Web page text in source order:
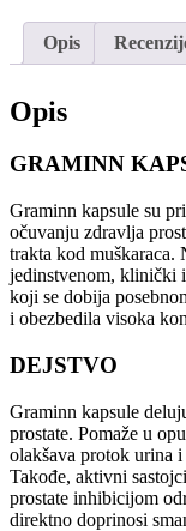
Opis
Opis
GRAMINN
Graminn kapsule su
očuvanju zdravlja
trakta kod muškaraca.
jedinstvenom, klinički
koji se dobija
i obezbedila visoka
DEJSTVO
Graminn kapsule
prostate. Pomaže u
olakšava protok urina
Takođe, aktivni
prostate inhibicijom
direktno doprinosi